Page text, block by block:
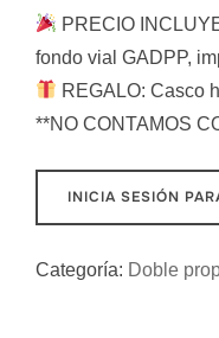
PRECIO
fondo vial GADPP,
REGALO: Casco
**NO CONTAMOS
INICIA SESIÓN
Categoría: Doble